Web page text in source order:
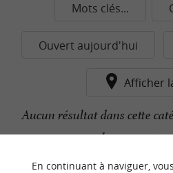
Mots clés...
Ouvert aujourd'hui
Afficher
Aucun résultat dans cette
commune pour le moment...
En continuant à naviguer,